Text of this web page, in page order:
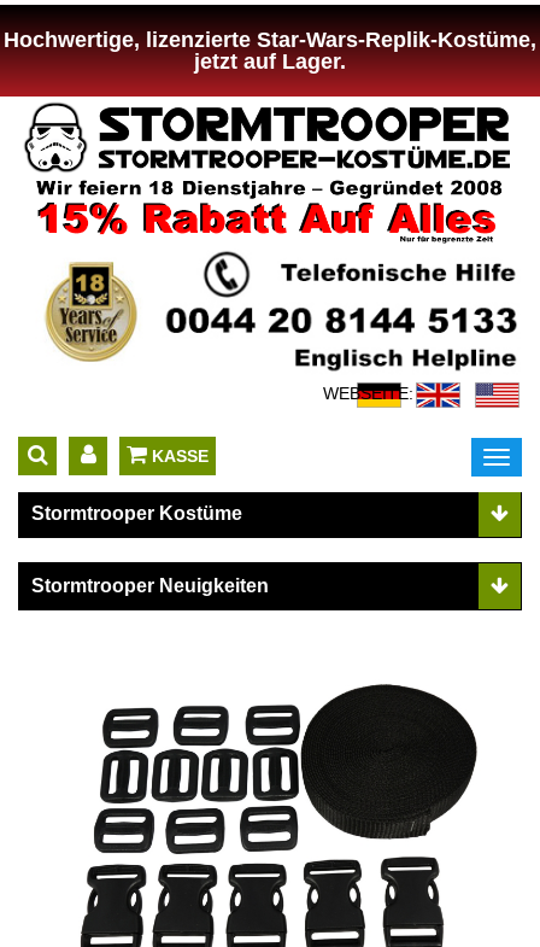
Hochwertige, lizenzierte Star-Wars-Replik-Kostüme,
jetzt auf Lager.
WEBSEITE:
KASSE
Stormtrooper Kostüme
Stormtrooper Neuigkeiten